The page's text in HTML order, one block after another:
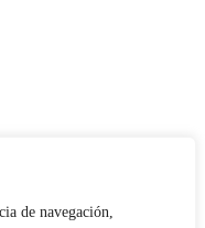
de navegación,